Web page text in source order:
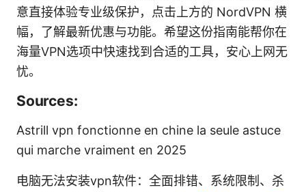
意直接体验专业级保护，点击上方的 NordVPN 横
幅，了解最新优惠与功能。希望这份指南能帮你在
海量VPN选项中快速找到合适的工具，安心上网无
忧。
Sources:
Astrill vpn fonctionne en chine la seule astuce
qui marche vraiment en 2025
电脑无法安装vpn软件：全面排错、系统限制、杀